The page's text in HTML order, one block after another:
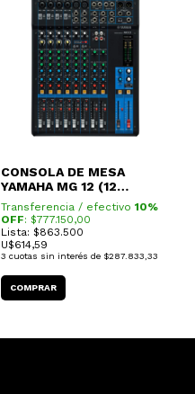
CONSOLA DE MESA
YAMAHA MG 12 (12
CANALES)
Transferencia / efectivo 10%
OFF: $777.150,00
Lista: $863.500
U$614,59
3 cuotas sin interés de $287.833,33